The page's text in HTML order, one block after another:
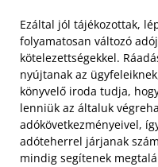
Ezáltal jól tájékozottak,
folyamatosan változó
kötelezettségekkel.
nyújtanak az
könyvelő iroda tudja,
lenniük az általuk
adókövetkezményeivel,
adóteherrel járjanak
mindig segítenek